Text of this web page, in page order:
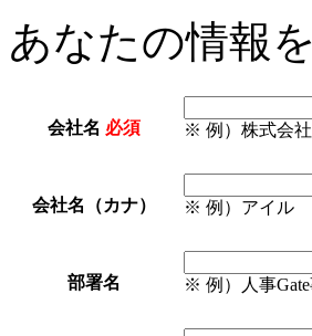
あなたの情報
会社名 必須 ※ 例）株式会
会社名（カナ） ※ 例）アイル
部署名 ※ 例）人事